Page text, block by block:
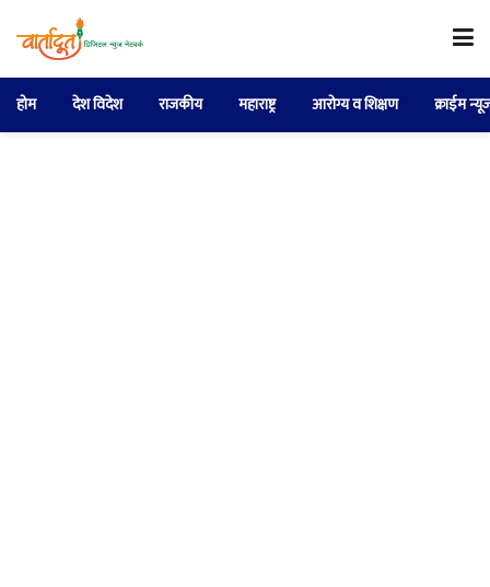
होम देश विदेश राजकीय महाराष्ट्र आरोग्य व शिक्षण क्राईम